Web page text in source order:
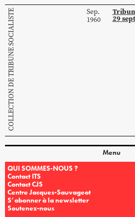
COLLECTION DE TRIBUNE SOCIALISTE
Sep.
1960
29
Menu
QUI SOMMES-NOUS ?
Contact ITS
Contact CJS
Centre Jacques-Sauvageot
S’abonner à la newsletter
Soutenez-nous